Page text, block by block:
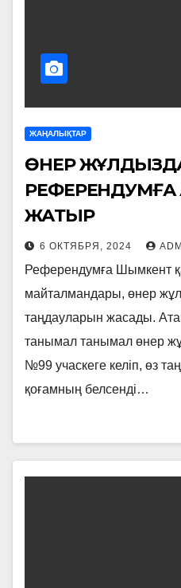
ЖАҢАЛЫҚТАР
ӨНЕР
РЕФЕРЕНДУМҒА
ЖАТЫР
6 ОКТЯБРЯ, 2024
Референдумға Шымкент
майталмандары, өнер
таңдауларын жасады.
танымал танымал өнер
№99 учаскеге келіп, өз
қоғамның белсенді…